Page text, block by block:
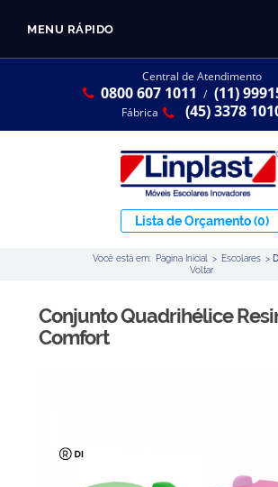
MENU RÁPIDO
Central de Atendimento
0800 607 1011 / (11)
Fábrica (45) 3378
Lista de Orçamento(0)
Você está em: Página Inicial > Escolares >
Voltar
Conjunto Quadrihélice
Comfort
Linha Resina Plástica
Ambiente Maker
Armários em Aço
CATÁLOGO LINPLAST 2025
SOBRE A EMPRESA